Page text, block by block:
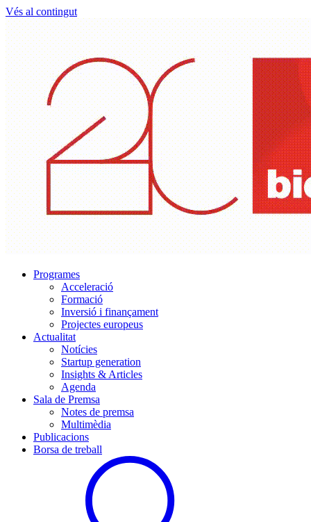
Vés al contingut
Programes
Acceleració
Formació
Inversió i finançament
Projectes europeus
Actualitat
Notícies
Startup generation
Insights & Articles
Agenda
Sala de Premsa
Notes de premsa
Multimèdia
Publicacions
Borsa de treball